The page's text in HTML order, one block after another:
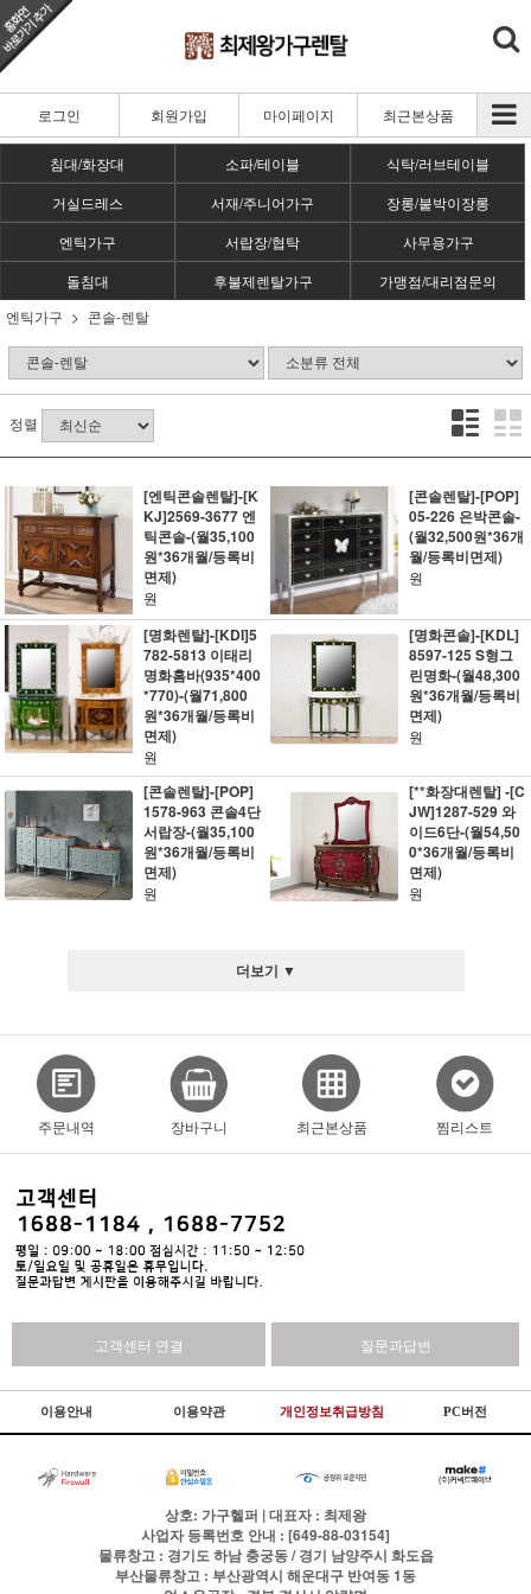
로그인 회원가입 마이페이지 최근본상품
침대/화장대 소파/테이블
식탁/러브테이블
거실드레스
서재/주니어가구
장롱/붙박이장롱
엔틱가구
서랍장/협탁
사무용가구
돌침대
후불제렌탈가구
가맹점/대리점문의
엔틱가구
콘솔-렌탈
정렬
[엔틱콘솔렌탈]-[K
KJ]2569-3677 엔
틱콘솔-(월35,100
원*36개월/등록비
면제)
원
[콘솔렌탈]-[POP]
05-226 은박콘솔-
(월32,500원*36개
월/등록비면제)
원
[명화렌탈]-[KDI]5
782-5813 이태리
명화홈바(935*400
*770)-(월71,800
원*36개월/등록비
면제)
원
[명화콘솔]-[KDL]
8597-125 S형그
린명화-(월48,300
원*36개월/등록비
면제)
원
[콘솔렌탈]-[POP]
1578-963 콘솔4단
서랍장-(월35,100
원*36개월/등록비
면제)
원
[**화장대렌탈] -[C
JW]1287-529 와
이드6단-(월54,50
0*36개월/등록비
면제)
원
더보기 ▼
주문내역 장바구니 최근본상품 찜리스트
고객센터 연결 질문과답변
이용안내 이용약관 개인정보취급방침 PC버전
상호: 가구헬퍼 | 대표자 : 최제왕
사업자 등록번호 안내 : [649-88-03154]
물류창고 : 경기도 하남 충궁동 / 경기 남양주시 화도읍
부산물류창고 : 부산광역시 해운대구 반여동 1동